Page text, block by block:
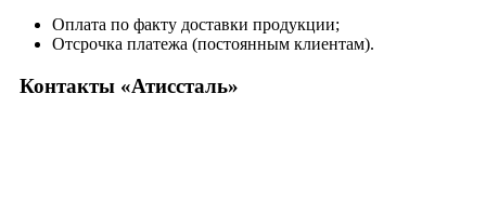
Оплата по факту доставки продукции;
Отсрочка платежа (постоянным клиентам).
Контакты «Атиссталь»